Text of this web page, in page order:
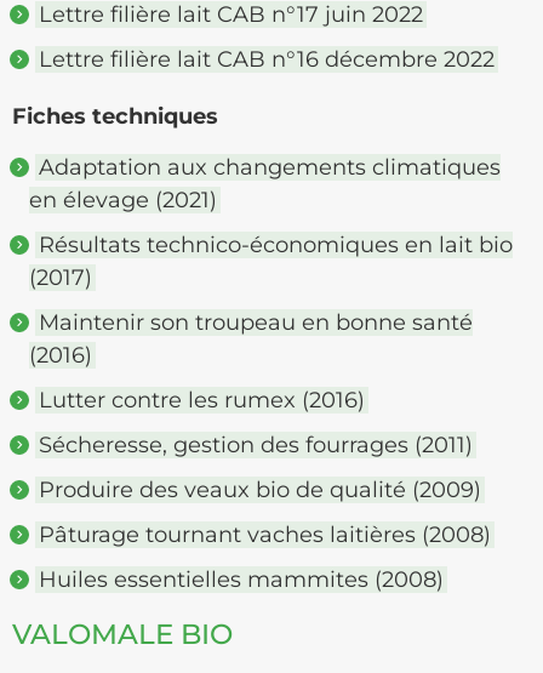
Lettre filière lait CAB n°17 juin 2022
Lettre filière lait CAB n°16 décembre 2022
Fiches techniques
Adaptation aux changements climatiques
en élevage (2021)
Résultats technico-économiques en lait bio
(2017)
Maintenir son troupeau en bonne santé
(2016)
Lutter contre les rumex (2016)
Sécheresse, gestion des fourrages (2011)
Produire des veaux bio de qualité (2009)
Pâturage tournant vaches laitières (2008)
Huiles essentielles mammites (2008)
VALOMALE BIO